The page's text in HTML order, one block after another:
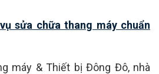
sửa chữa thang máy chuẩn
máy & Thiết bị Đông Đô, nhà